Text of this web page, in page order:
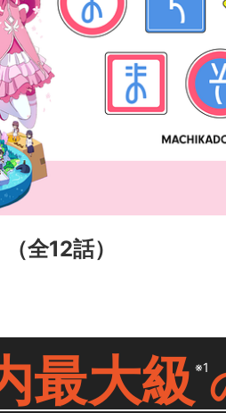
（全12話）
最大級 ※1